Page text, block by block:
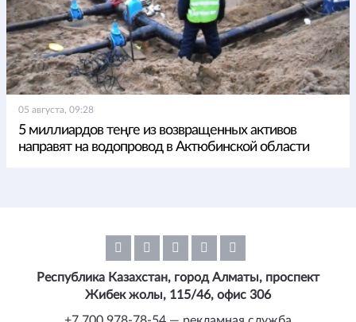
05 августа, 09:28
5 миллиардов теңге из возвращенных активов
направят на водопровод в Актюбинской области
Республика Казахстан, город Алматы, проспект
Жибек жолы, 115/46, офис 306